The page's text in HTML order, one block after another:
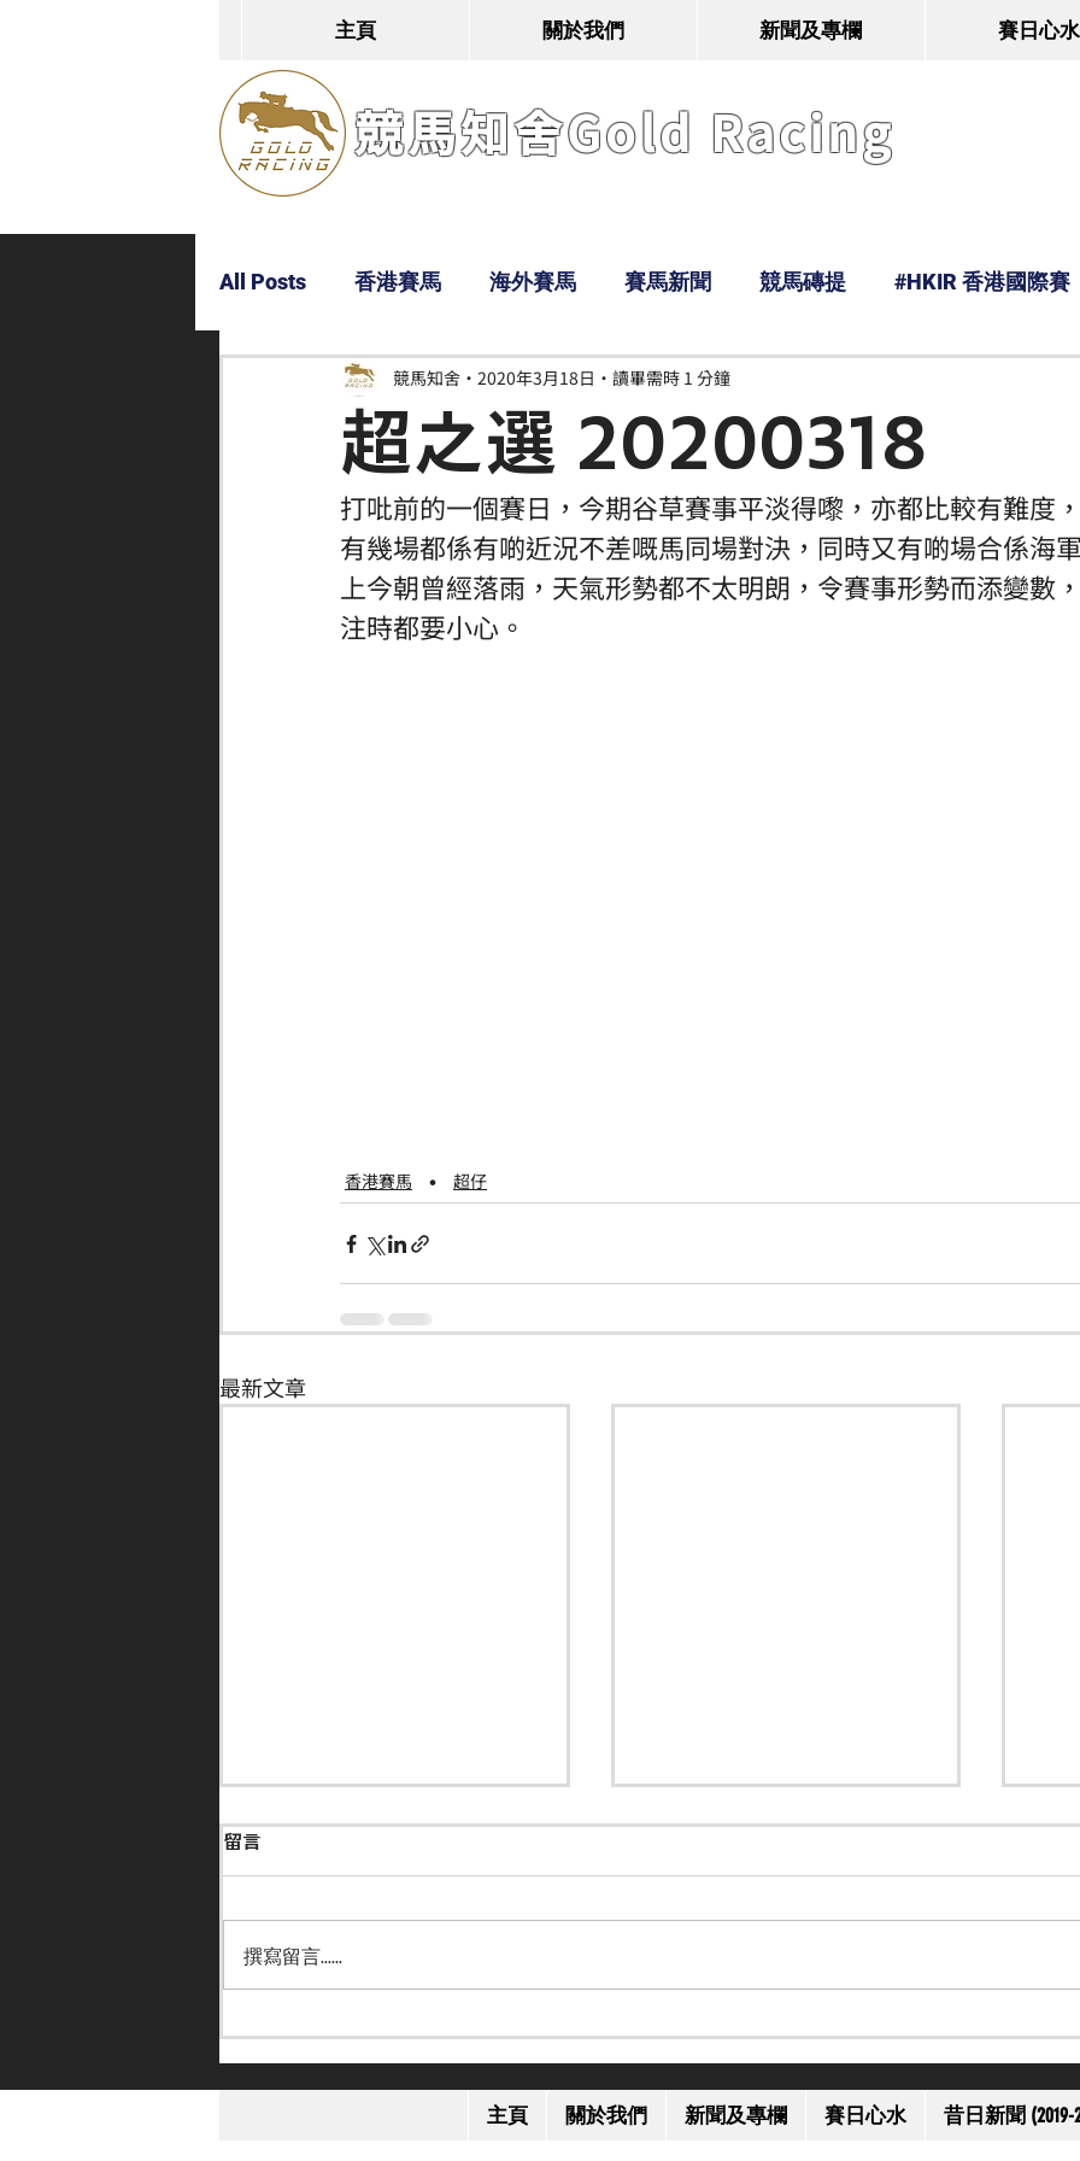
主頁 關於我們 新聞及專欄 賽日心水
競馬知舍Gold Racing
All Posts 香港賽馬 海外賽馬 賽馬新聞 競馬磚提 #HKIR 香港國際賽
Bobby 超仔 Tony 鹿
超之選 20200318
競馬知舍 2020年3月18日 讀畢需時 1 分鐘
打吡前的一個賽日，今期谷草賽事平淡得嚟，亦都比較有難度
有幾場都係有啲近況不差嘅馬同場對決，同時又有啲場合係海
上今朝曾經落雨，天氣形勢都不太明朗，令賽事形勢而添變數
注時都要小心。
香港賽馬 超仔
最新文章
策日本馬主旗下馬上陣
Roberts 離世 享年 91 歲
港
留言
撰寫留言......
主頁 關於我們 新聞及專欄 賽日心水 昔日新聞 (2019-